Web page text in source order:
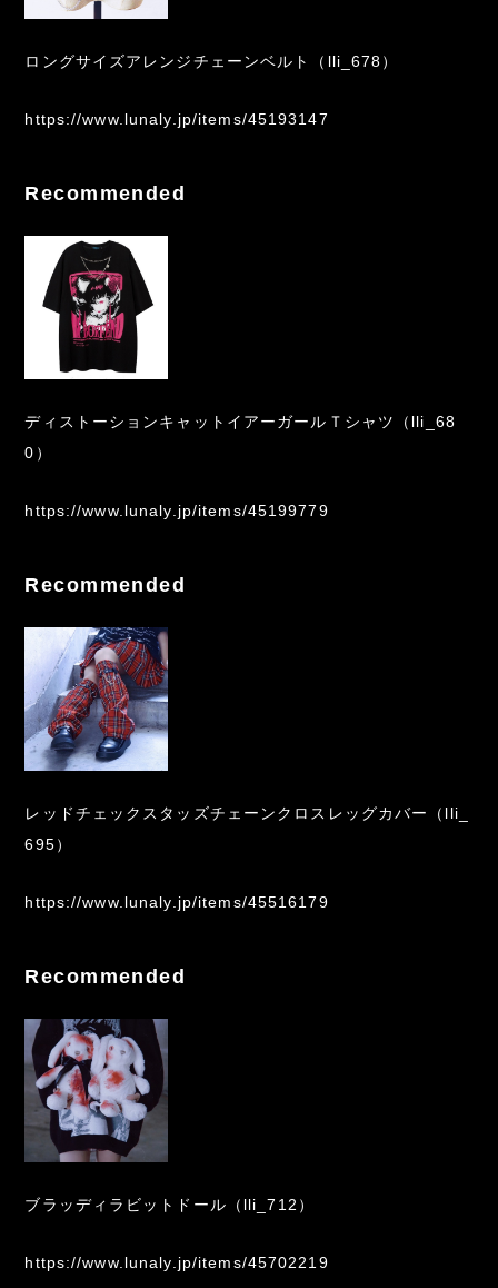
ロングサイズアレンジチェーンベルト（lli_678）
https://www.lunaly.jp/items/45193147
Recommended
ディストーションキャットイアーガールＴシャツ（lli_68
0）
https://www.lunaly.jp/items/45199779
Recommended
レッドチェックスタッズチェーンクロスレッグカバー（lli_
695）
https://www.lunaly.jp/items/45516179
Recommended
ブラッディラビットドール（lli_712）
https://www.lunaly.jp/items/45702219